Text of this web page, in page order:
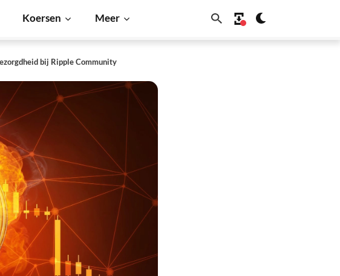
Koersen Meer
bij Ripple Community